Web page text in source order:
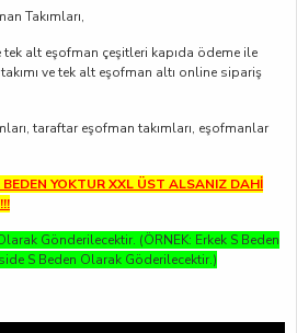
Takımları,
alt eşofman çeşitleri kapıda ödeme ile
ve tek alt eşofman altı online sipariş
taraftar eşofman takımları, eşofmanlar
YOKTUR XXL ÜST ALSANIZ DAHİ
Gönderilecektir. (ÖRNEK: Erkek S Beden
S Beden Olarak Göderilecektir.)